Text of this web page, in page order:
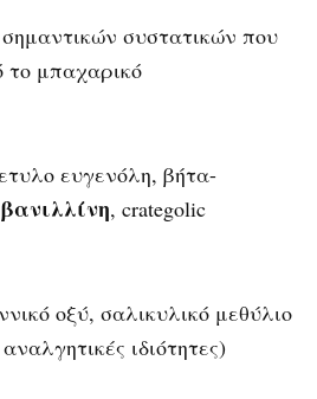
συστατικών που
το μπαχαρικό
ευγενόλη, βήτα-
βανιλλίνη, crategolic
οξύ, σαλικυλικό μεθύλιο
ιδιότητες)